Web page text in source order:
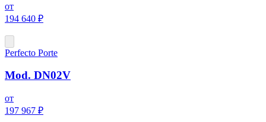
от
194 640 ₽
Perfecto Porte
Mod. DN02V
от
197 967 ₽